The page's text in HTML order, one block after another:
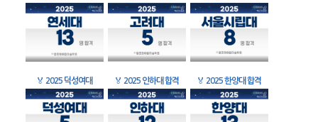
🏅 2025 덕성여대 🏅 2025 인하대 합격 🏅 2025 한양대 합격